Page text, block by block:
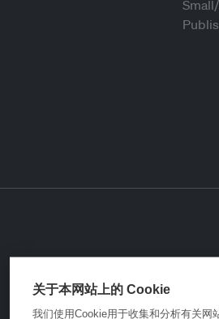
关于本网站上的 Cookie
我们使用Cookie用于收集和分析有关网